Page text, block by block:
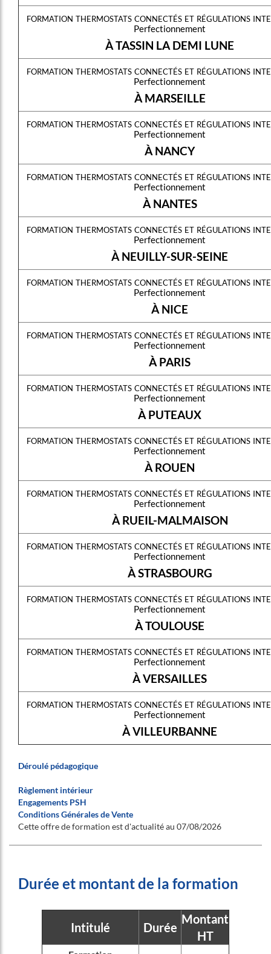
formation thermostats connectés et régulations
Perfectionnement
À TASSIN LA DEMI LUNE
formation thermostats connectés et régulations
Perfectionnement
À MARSEILLE
formation thermostats connectés et régulations
Perfectionnement
À NANCY
formation thermostats connectés et régulations
Perfectionnement
À NANTES
formation thermostats connectés et régulations
Perfectionnement
À NEUILLY-SUR-SEINE
formation thermostats connectés et régulations
Perfectionnement
À NICE
formation thermostats connectés et régulations
Perfectionnement
À PARIS
formation thermostats connectés et régulations
Perfectionnement
À PUTEAUX
formation thermostats connectés et régulations
Perfectionnement
À ROUEN
formation thermostats connectés et régulations
Perfectionnement
À RUEIL-MALMAISON
formation thermostats connectés et régulations
Perfectionnement
À STRASBOURG
formation thermostats connectés et régulations
Perfectionnement
À TOULOUSE
formation thermostats connectés et régulations
Perfectionnement
À VERSAILLES
formation thermostats connectés et régulations
Perfectionnement
À VILLEURBANNE
Déroulé pédagogique
Règlement intérieur
Engagements PSH
Conditions Générales de Vente
Cette offre de formation est d'actualité au 07/08/2026
Durée et montant de la formation
Intitulé Durée
Montant
HT